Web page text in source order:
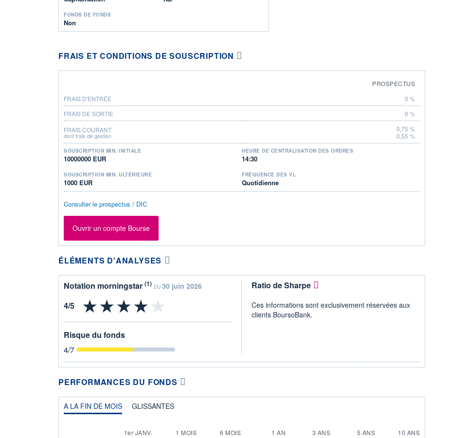
FONDS DE FONDS
Non
FRAIS ET CONDITIONS DE SOUSCRIPTION
PROSPECTUS
FRAIS D'ENTRÉE
0 %
FRAIS DE SORTIE
0 %
FRAIS COURANT
dont frais de gestion
0,75 %
0,55 %
SOUSCRIPTION MIN. INITIALE
10000000 EUR
HEURE DE CENTRALISATION DES ORDRES
14:30
SOUSCRIPTION MIN. ULTÉRIEURE
1000 EUR
FRÉQUENCE DES VL
Quotidienne
Consulter le prospectus / DIC
Ouvrir un compte Bourse
ÉLÉMENTS D'ANALYSES
Notation morningstar (1) DU 30 juin 2026
Risque du fonds
4/7
Ratio de Sharpe
Ces informations sont exclusivement réservées aux
clients BoursoBank.
PERFORMANCES DU FONDS
A LA FIN DE MOIS GLISSANTES
1er JANV. 1 MOIS 6 MOIS 1 AN 3 ANS 5 ANS
10 ANS